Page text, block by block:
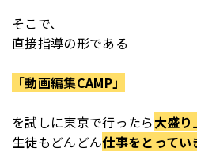
そこで、
直接指導の形である
「動画編集CAMP」
を試しに東京で行ったら大盛り
生徒もどんどん仕事をとってい